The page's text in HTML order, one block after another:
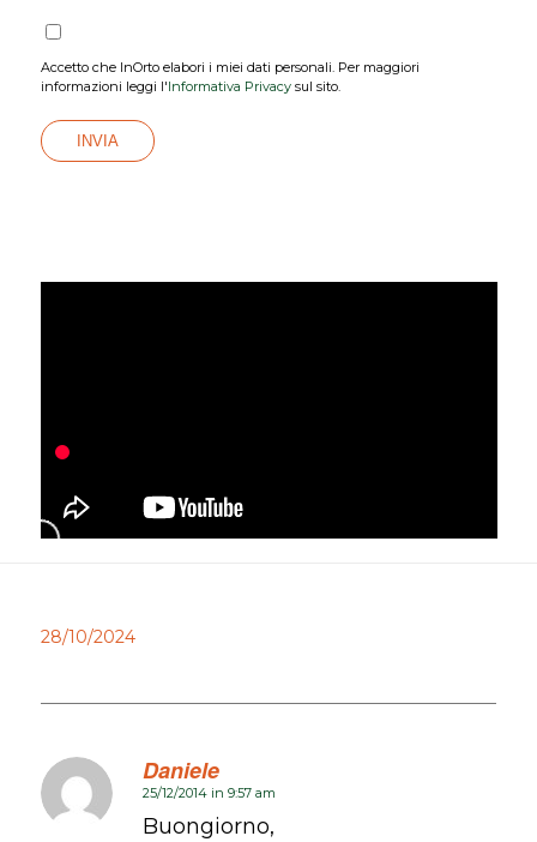
Accetto che InOrto elabori i miei dati personali. Per maggiori
informazioni leggi l'Informativa Privacysul sito.
28/10/2024
Daniele
dice:
25/12/2014 in 9:57 am
Buongiorno,